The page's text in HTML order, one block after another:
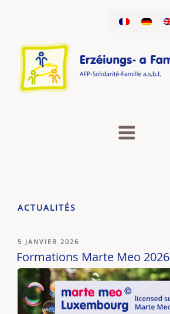
principal
ACTUALITÉS
PUBLIÉ
LE
5 JANVIER 2026
Formations Marte Meo 2026